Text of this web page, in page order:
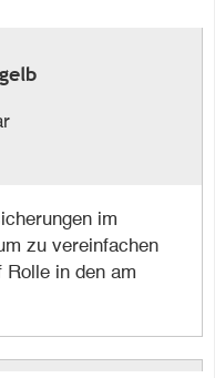
im
zu vereinfachen
Rolle in den am